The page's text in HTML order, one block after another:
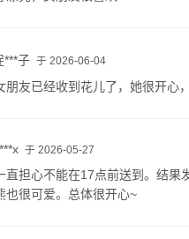
***子 于 2026-06-04
朋友已经收到花儿了，她很开心
于 2026-05-27
直担心不能在17点前送到。结果
也很可爱。总体很开心~